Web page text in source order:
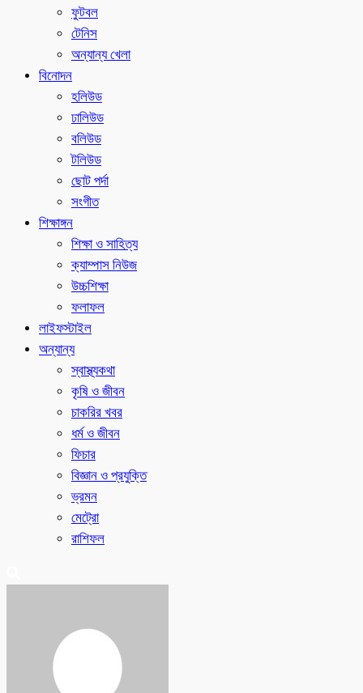
ফুটবল
টেনিস
অন্যান্য খেলা
বিনোদন
হলিউড
ঢালিউড
বলিউড
টলিউড
ছোট পর্দা
সংগীত
শিক্ষাঙ্গন
শিক্ষা ও সাহিত্য
ক্যাম্পাস নিউজ
উচ্চশিক্ষা
ফলাফল
লাইফস্টাইল
অন্যান্য
স্বাস্থ্যকথা
কৃষি ও জীবন
চাকরির খবর
ধর্ম ও জীবন
ফিচার
বিজ্ঞান ও প্রযুক্তি
ভ্রমন
মেট্রো
রাশিফল